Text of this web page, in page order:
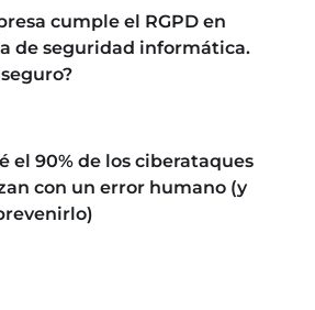
cumple el RGPD en
de seguridad informática.
el 90% de los ciberataques
con un error humano (y